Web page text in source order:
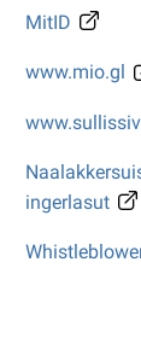
MitID
www.mio.gl
ingerlasut